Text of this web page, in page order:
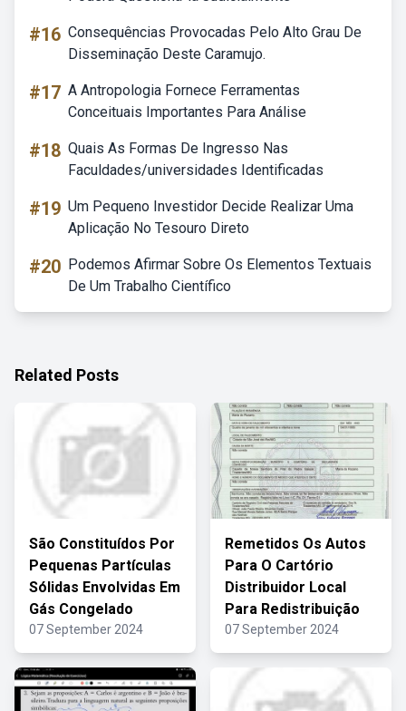
#16 Consequências Provocadas Pelo Alto Grau De
Disseminação Deste Caramujo.
#17 A Antropologia Fornece Ferramentas
Conceituais Importantes Para Análise
#18 Quais As Formas De Ingresso Nas
Faculdades/universidades Identificadas
#19 Um Pequeno Investidor Decide Realizar Uma
Aplicação No Tesouro Direto
#20 Podemos Afirmar Sobre Os Elementos Textuais
De Um Trabalho Científico
Related Posts
São Constituídos Por
Pequenas Partículas
Sólidas Envolvidas Em
Gás Congelado
07 September 2024
Remetidos Os Autos
Para O Cartório
Distribuidor Local
Para Redistribuição
07 September 2024